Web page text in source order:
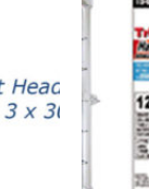
DOBLES
quantity